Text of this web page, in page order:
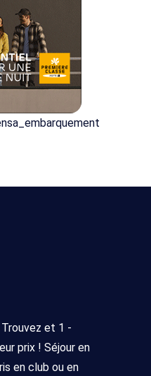
et 1 -
prix ! Séjour en
en club ou en